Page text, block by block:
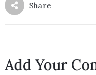
Share
Add Your